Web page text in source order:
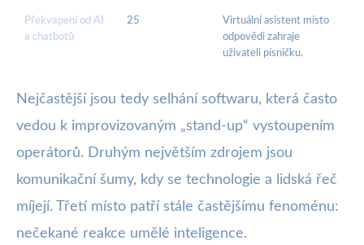
Překvapení od AI
a chatbotů
25
Virtuální asistent místo
odpovědi zahraje
uživateli písničku.
Nejčastější jsou tedy selhání softwaru, která často
vedou k improvizovaným „stand-up“ vystoupením
operátorů. Druhým největším zdrojem jsou
komunikační šumy, kdy se technologie a lidská řeč
míjejí. Třetí místo patří stále častějšímu fenoménu:
nečekané reakce umělé inteligence.